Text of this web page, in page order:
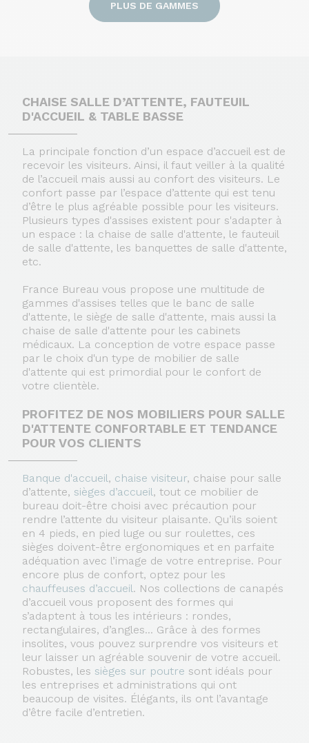
CHAISE SALLE D’ATTENTE, FAUTEUIL
D'ACCUEIL & TABLE BASSE
La principale fonction d’un espace d’accueil est de
recevoir les visiteurs. Ainsi, il faut veiller à la qualité
de l’accueil mais aussi au confort des visiteurs. Le
confort passe par l’espace d’attente qui est tenu
d’être le plus agréable possible pour les visiteurs.
Plusieurs types d'assises existent pour s'adapter à
un espace : la chaise de salle d'attente, le fauteuil
de salle d'attente, les banquettes de salle d'attente,
etc.
France Bureau vous propose une multitude de
gammes d'assises telles que le banc de salle
d'attente, le siège de salle d'attente, mais aussi la
chaise de salle d'attente pour les cabinets
médicaux. La conception de votre espace passe
par le choix d'un type de mobilier de salle
d'attente qui est primordial pour le confort de
votre clientèle.
PROFITEZ DE NOS MOBILIERS POUR SALLE
D'ATTENTE CONFORTABLE ET TENDANCE
POUR VOS CLIENTS
Banque d'accueil, chaise visiteur, chaise pour salle
d’attente, sièges d’accueil, tout ce mobilier de
bureau doit-être choisi avec précaution pour
rendre l’attente du visiteur plaisante. Qu’ils soient
en 4 pieds, en pied luge ou sur roulettes, ces
sièges doivent-être ergonomiques et en parfaite
adéquation avec l’image de votre entreprise. Pour
encore plus de confort, optez pour les
chauffeuses d’accueil. Nos collections de canapés
d’accueil vous proposent des formes qui
s’adaptent à tous les intérieurs : rondes,
rectangulaires, d’angles... Grâce à des formes
insolites, vous pouvez surprendre vos visiteurs et
leur laisser un agréable souvenir de votre accueil.
Robustes, les sièges sur poutre sont idéals pour
les entreprises et administrations qui ont
beaucoup de visites. Élégants, ils ont l’avantage
d’être facile d’entretien.
PLUS DE GAMMES